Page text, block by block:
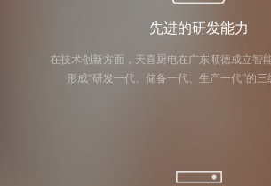
先进的研发能力
在技术创新方面，天喜厨电在广东顺德成立智
形成“研发一代、储备一代、生产一代”的三